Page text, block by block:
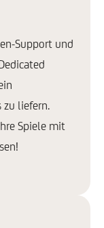
Support und
zu liefern.
Spiele mit